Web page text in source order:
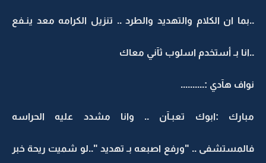
..بما ان الكلام والتهديد والطرد .. تنزيل الكرامه معد ينـفع
..انا بـ أستخدم اسلوب ثآني معاك
نواف هآدي :..........
مبارك :ابوك تعبـآن .. وانا مشدد عليه الحراسه
فالمستشفى .. "ورفع اصبعه بـ تهديد "..لو شميت ريحة خبر